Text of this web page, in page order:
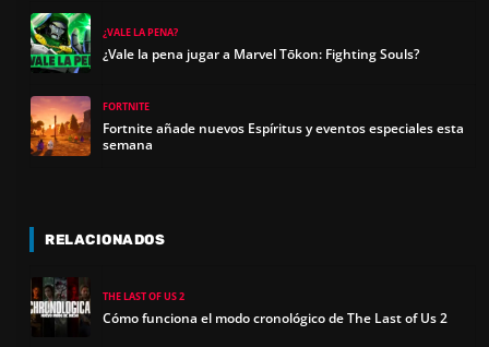
¿VALE LA PENA?
¿Vale la pena jugar a Marvel Tōkon: Fighting Souls?
FORTNITE
Fortnite añade nuevos Espíritus y eventos especiales esta
semana
RELACIONADOS
THE LAST OF US 2
Cómo funciona el modo cronológico de The Last of Us 2